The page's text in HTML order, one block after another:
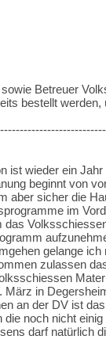
Betreuer
bestellt
ist wieder ein
beginnt von
aber sicher die
im
das
gelange ich
zulassen
in
an der DV ist
noch nicht
darf natürlich